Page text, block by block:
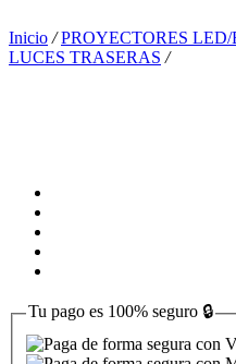
Inicio / PROYECTORES
LUCES TRASERAS /
Tu pago es 100% seguro 🔒